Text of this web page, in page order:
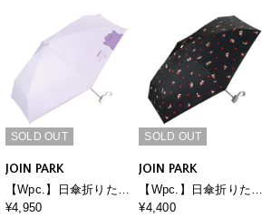
ット率100％・軽量】
ット率100％・軽量】
SOLD OUT
JOIN PARK
【Wpc.】日傘折りたた
み ポケモン 遮光冒険の
¥4,950
SOLD OUT
JOIN PARK
【Wpc.】日傘折りたた
み ポケモン 遮光いっし
¥4,400